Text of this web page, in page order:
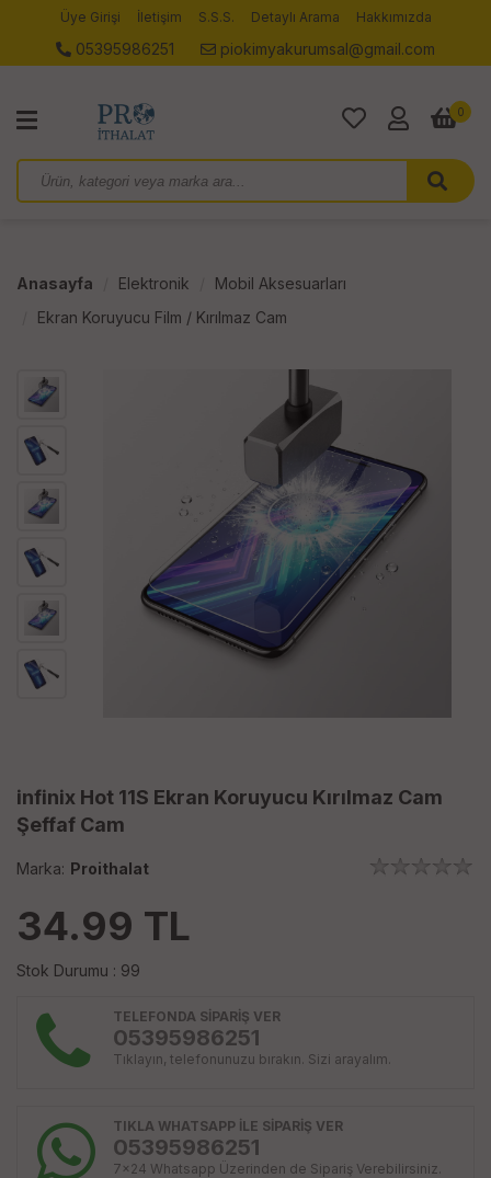
Üye Girişi İletişim S.S.S. Detaylı Arama Hakkımızda
05395986251 piokimyakurumsal@gmail.com
0
Anasayfa Elektronik
Mobil Aksesuarları
Ekran Koruyucu Film / Kırılmaz Cam
infinix Hot 11S Ekran Koruyucu Kırılmaz Cam
Şeffaf Cam
Marka: Proithalat
34.99 TL
Stok Durumu : 99
TELEFONDA SİPARİŞ VER
05395986251
Tıklayın, telefonunuzu bırakın. Sizi arayalım.
TIKLA WHATSAPP İLE SİPARİŞ VER
05395986251
7x24 Whatsapp Üzerinden de Sipariş Verebilirsiniz.